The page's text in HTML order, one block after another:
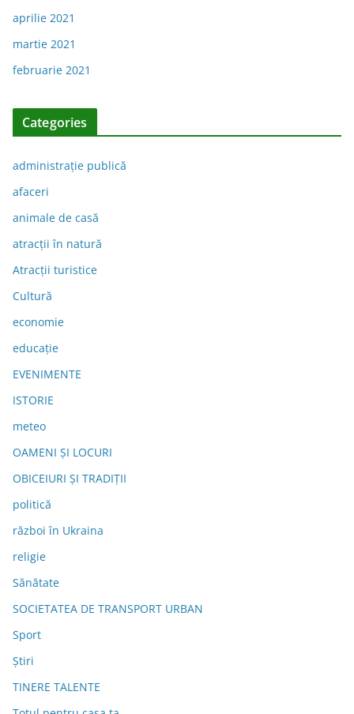
aprilie 2021
martie 2021
februarie 2021
Categories
administraţie publică
afaceri
animale de casă
atracții în natură
Atracții turistice
Cultură
economie
educație
EVENIMENTE
ISTORIE
meteo
OAMENI ȘI LOCURI
OBICEIURI ȘI TRADIȚII
politică
război în Ukraina
religie
Sănătate
SOCIETATEA DE TRANSPORT URBAN
Sport
Știri
TINERE TALENTE